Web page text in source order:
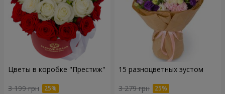
Цветы в коробке "Престиж"
3 199 грн
15 разноцветных эустом
3 279 грн